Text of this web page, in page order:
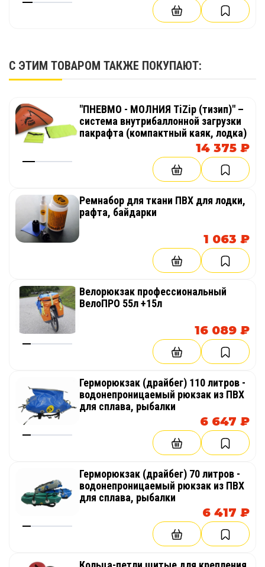
С ЭТИМ ТОВАРОМ ТАКЖЕ ПОКУПАЮТ:
"ПНЕВМО - МОЛНИЯ TiZip (тизип)" –
система внутрибаллонной загрузки
пакрафта (компактный каяк, лодка)
14 375 ₽
Ремнабор для ткани ПВХ для лодки,
рафта, байдарки
1 063 ₽
Велорюкзак профессиональный
ВелоПРО 55л +15л
16 089 ₽
Герморюкзак (драйбег) 110 литров -
водонепроницаемый рюкзак из ПВХ
для сплава, рыбалки
6 647 ₽
Герморюкзак (драйбег) 70 литров -
водонепроницаемый рюкзак из ПВХ
для сплава, рыбалки
6 417 ₽